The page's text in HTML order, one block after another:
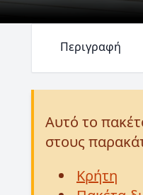
Περιγραφή
Αυτό το
στους
Κρήτη